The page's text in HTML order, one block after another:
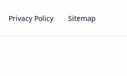
Privacy Policy Sitemap